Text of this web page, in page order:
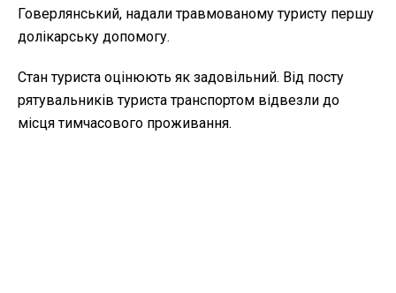
Говерлянський, надали травмованому туристу першу
долікарську допомогу.
Стан туриста оцінюють як задовільний. Від посту
рятувальників туриста транспортом відвезли до
місця тимчасового проживання.